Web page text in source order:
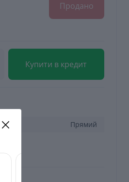
Продано
Купити в кредит
Прямий